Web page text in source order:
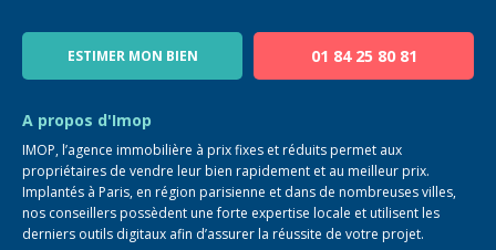
Blog
ESTIMER MON BIEN 01 84 25 80 81
A propos d'Imop
IMOP, l’agence immobilière à prix fixes et réduits permet aux
propriétaires de vendre leur bien rapidement et au meilleur prix.
Implantés à Paris, en région parisienne et dans de nombreuses villes,
nos conseillers possèdent une forte expertise locale et utilisent les
derniers outils digitaux afin d’assurer la réussite de votre projet.